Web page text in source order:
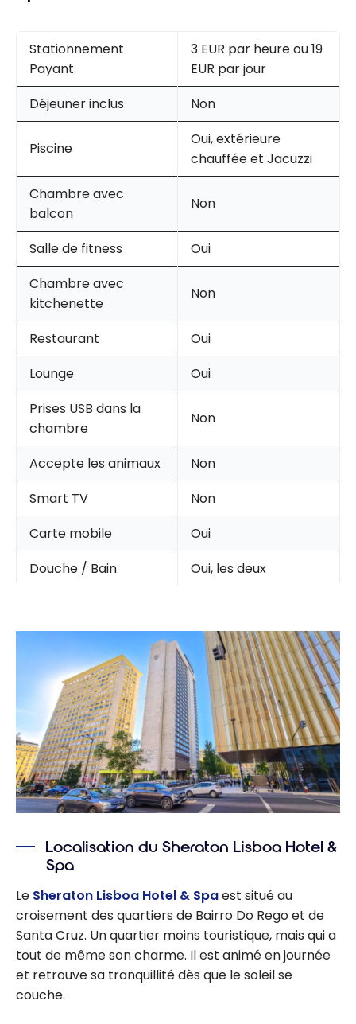
Stationnement
Payant
3 EUR par heure ou 19
EUR par jour
Déjeuner inclus
Non
Piscine
Oui, extérieure
chauffée et Jacuzzi
Chambre avec
balcon
Non
Salle de fitness
Oui
Chambre avec
kitchenette
Non
Restaurant
Oui
Lounge
Oui
Prises USB dans la
chambre
Non
Accepte les animaux
Non
Smart TV
Non
Carte mobile
Oui
Douche / Bain
Oui, les deux
Localisation du Sheraton Lisboa Hotel &
Spa
Le Sheraton Lisboa Hotel & Spaest situé au
croisement des quartiers de Bairro Do Rego et de
Santa Cruz. Un quartier moins touristique, mais qui a
tout de même son charme. Il est animé en journée
et retrouve sa tranquillité dès que le soleil se
couche.